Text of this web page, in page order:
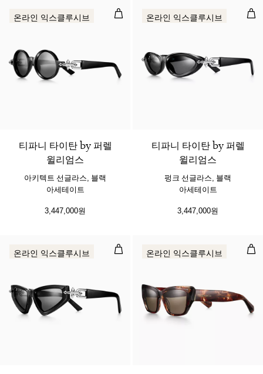
아키텍트 선글라스, 블랙 아세테이트
온라인 익스클루시브
티파니 타이탄 by 퍼렐
윌리엄스
아키텍트 선글라스, 블랙
아세테이트
3,447,000원
펑
온라인 익스클루시브
티파니 타이탄 by 퍼렐
윌리엄스
펑크 선글라스, 블랙
아세테이트
3,447,000원
다운타운 선글라스, 블랙 아세테이트
온라인 익스클루시브 선
온라인 익스클루시브